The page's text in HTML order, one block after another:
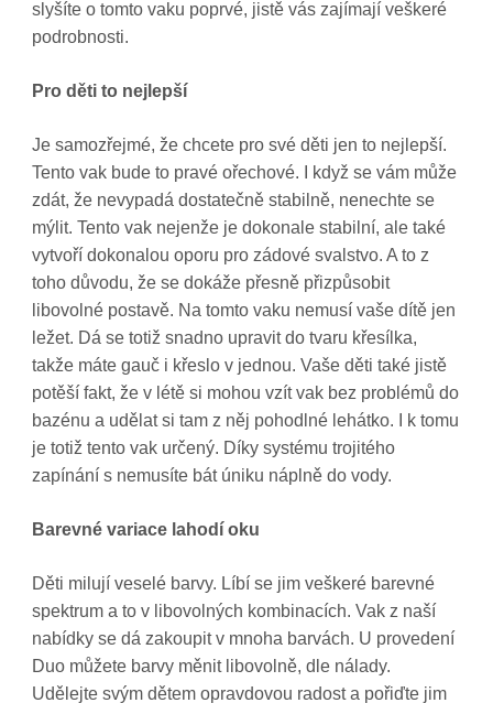
slyšíte o tomto vaku poprvé, jistě vás zajímají veškeré
podrobnosti.
Pro děti to nejlepší
Je samozřejmé, že chcete pro své děti jen to nejlepší.
Tento vak bude to pravé ořechové. I když se vám může
zdát, že nevypadá dostatečně stabilně, nenechte se
mýlit. Tento vak nejenže je dokonale stabilní, ale také
vytvoří dokonalou oporu pro zádové svalstvo. A to z
toho důvodu, že se dokáže přesně přizpůsobit
libovolné postavě. Na tomto vaku nemusí vaše dítě jen
ležet. Dá se totiž snadno upravit do tvaru křesílka,
takže máte gauč i křeslo v jednou. Vaše děti také jistě
potěší fakt, že v létě si mohou vzít vak bez problémů do
bazénu a udělat si tam z něj pohodlné lehátko. I k tomu
je totiž tento vak určený. Díky systému trojitého
zapínání s nemusíte bát úniku náplně do vody.
Barevné variace lahodí oku
Děti milují veselé barvy. Líbí se jim veškeré barevné
spektrum a to v libovolných kombinacích. Vak z naší
nabídky se dá zakoupit v mnoha barvách. U provedení
Duo můžete barvy měnit libovolně, dle nálady.
Udělejte svým dětem opravdovou radost a pořiďte jim